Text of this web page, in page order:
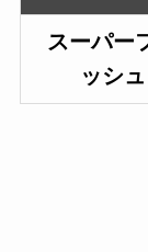
スーパー
ッシュ